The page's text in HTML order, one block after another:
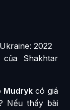
2022
Shakhtar
Mudrykcó giá
Nếu thấy bài